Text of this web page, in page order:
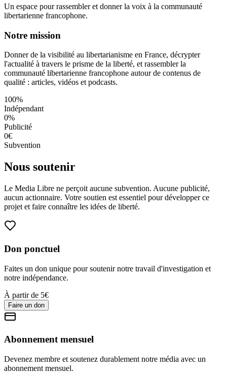
Un espace pour rassembler et donner la voix à la communauté
libertarienne francophone.
Notre mission
Donner de la visibilité au libertarianisme en France, décrypter
l'actualité à travers le prisme de la liberté, et rassembler la
communauté libertarienne francophone autour de contenus de
qualité : articles, vidéos et podcasts.
100%
Indépendant
0%
Publicité
0€
Subvention
Nous soutenir
Le Media Libre ne perçoit aucune subvention. Aucune publicité,
aucun actionnaire. Votre soutien est essentiel pour développer ce
projet et faire connaître les idées de liberté.
Don ponctuel
Faites un don unique pour soutenir notre travail d'investigation et
notre indépendance.
À partir de 5€
Faire un don
Abonnement mensuel
Devenez membre et soutenez durablement notre média avec un
abonnement mensuel.